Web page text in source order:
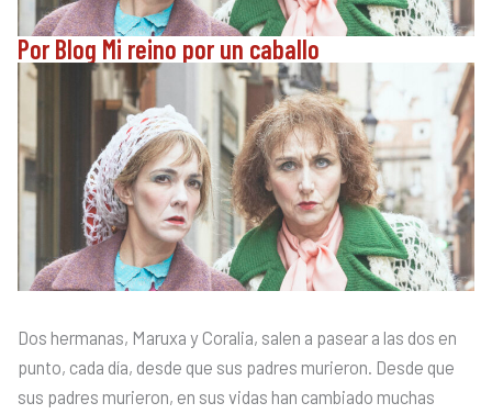
Por Blog Mi reino por un caballo
Dos hermanas, Maruxa y Coralia, salen a pasear a las dos en
punto, cada día, desde que sus padres murieron. Desde que
sus padres murieron, en sus vidas han cambiado muchas